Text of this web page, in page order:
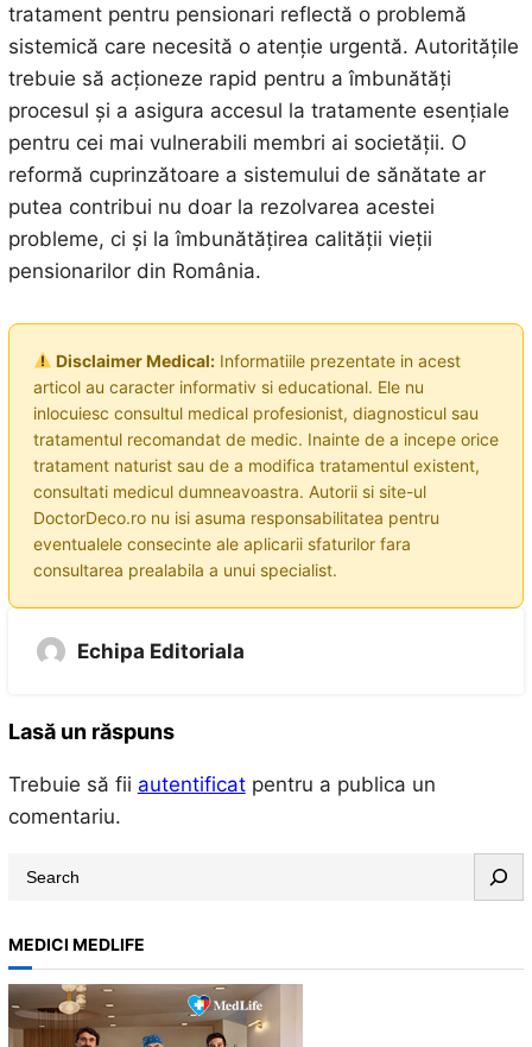
tratament pentru pensionari reflectă o problemă
sistemică care necesită o atenție urgentă. Autoritățile
trebuie să acționeze rapid pentru a îmbunătăți
procesul și a asigura accesul la tratamente esențiale
pentru cei mai vulnerabili membri ai societății. O
reformă cuprinzătoare a sistemului de sănătate ar
putea contribui nu doar la rezolvarea acestei
probleme, ci și la îmbunătățirea calității vieții
pensionarilor din România.
Disclaimer Medical:Informatiile prezentate in acest
articol au caracter informativ si educational. Ele nu
inlocuiesc consultul medical profesionist, diagnosticul sau
tratamentul recomandat de medic. Inainte de a incepe orice
tratament naturist sau de a modifica tratamentul existent,
consultati medicul dumneavoastra. Autorii si site-ul
DoctorDeco.ro nu isi asuma responsabilitatea pentru
eventualele consecinte ale aplicarii sfaturilor fara
consultarea prealabila a unui specialist.
Echipa Editoriala
Lasă un răspuns
Trebuie să fii autentificatpentru a publica un
comentariu.
r
c
h
MEDICI MEDLIFE